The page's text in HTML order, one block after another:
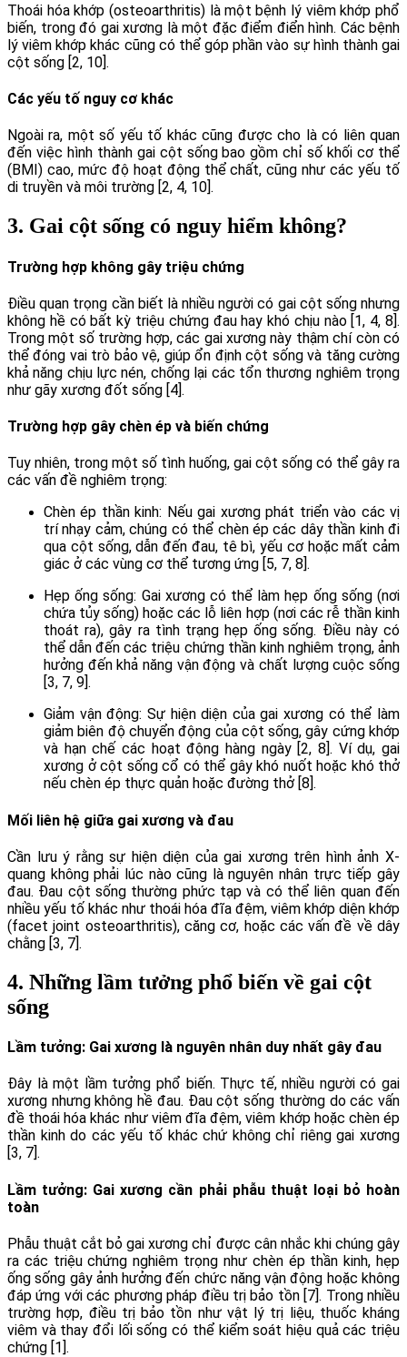
Thoái hóa khớp (osteoarthritis) là một bệnh lý viêm khớp phổ
biến, trong đó gai xương là một đặc điểm điển hình. Các bệnh
lý viêm khớp khác cũng có thể góp phần vào sự hình thành gai
cột sống [2, 10].
Các yếu tố nguy cơ khác
Ngoài ra, một số yếu tố khác cũng được cho là có liên quan
đến việc hình thành gai cột sống bao gồm chỉ số khối cơ thể
(BMI) cao, mức độ hoạt động thể chất, cũng như các yếu tố
di truyền và môi trường [2, 4, 10].
3. Gai cột sống có nguy hiểm không?
Trường hợp không gây triệu chứng
Điều quan trọng cần biết là nhiều người có gai cột sống nhưng
không hề có bất kỳ triệu chứng đau hay khó chịu nào [1, 4, 8].
Trong một số trường hợp, các gai xương này thậm chí còn có
thể đóng vai trò bảo vệ, giúp ổn định cột sống và tăng cường
khả năng chịu lực nén, chống lại các tổn thương nghiêm trọng
như gãy xương đốt sống [4].
Trường hợp gây chèn ép và biến chứng
Tuy nhiên, trong một số tình huống, gai cột sống có thể gây ra
các vấn đề nghiêm trọng:
Chèn ép thần kinh: Nếu gai xương phát triển vào các vị
trí nhạy cảm, chúng có thể chèn ép các dây thần kinh đi
qua cột sống, dẫn đến đau, tê bì, yếu cơ hoặc mất cảm
giác ở các vùng cơ thể tương ứng [5, 7, 8].
Hẹp ống sống: Gai xương có thể làm hẹp ống sống (nơi
chứa tủy sống) hoặc các lỗ liên hợp (nơi các rễ thần kinh
thoát ra), gây ra tình trạng hẹp ống sống. Điều này có
thể dẫn đến các triệu chứng thần kinh nghiêm trọng, ảnh
hưởng đến khả năng vận động và chất lượng cuộc sống
[3, 7, 9].
Giảm vận động: Sự hiện diện của gai xương có thể làm
giảm biên độ chuyển động của cột sống, gây cứng khớp
và hạn chế các hoạt động hàng ngày [2, 8]. Ví dụ, gai
xương ở cột sống cổ có thể gây khó nuốt hoặc khó thở
nếu chèn ép thực quản hoặc đường thở [8].
Mối liên hệ giữa gai xương và đau
Cần lưu ý rằng sự hiện diện của gai xương trên hình ảnh X-
quang không phải lúc nào cũng là nguyên nhân trực tiếp gây
đau. Đau cột sống thường phức tạp và có thể liên quan đến
nhiều yếu tố khác như thoái hóa đĩa đệm, viêm khớp diện khớp
(facet joint osteoarthritis), căng cơ, hoặc các vấn đề về dây
chằng [3, 7].
4. Những lầm tưởng phổ biến về gai cột
sống
Lầm tưởng: Gai xương là nguyên nhân duy nhất gây đau
Đây là một lầm tưởng phổ biến. Thực tế, nhiều người có gai
xương nhưng không hề đau. Đau cột sống thường do các vấn
đề thoái hóa khác như viêm đĩa đệm, viêm khớp hoặc chèn ép
thần kinh do các yếu tố khác chứ không chỉ riêng gai xương
[3, 7].
Lầm tưởng: Gai xương cần phải phẫu thuật loại bỏ hoàn
toàn
Phẫu thuật cắt bỏ gai xương chỉ được cân nhắc khi chúng gây
ra các triệu chứng nghiêm trọng như chèn ép thần kinh, hẹp
ống sống gây ảnh hưởng đến chức năng vận động hoặc không
đáp ứng với các phương pháp điều trị bảo tồn [7]. Trong nhiều
trường hợp, điều trị bảo tồn như vật lý trị liệu, thuốc kháng
viêm và thay đổi lối sống có thể kiểm soát hiệu quả các triệu
chứng [1].